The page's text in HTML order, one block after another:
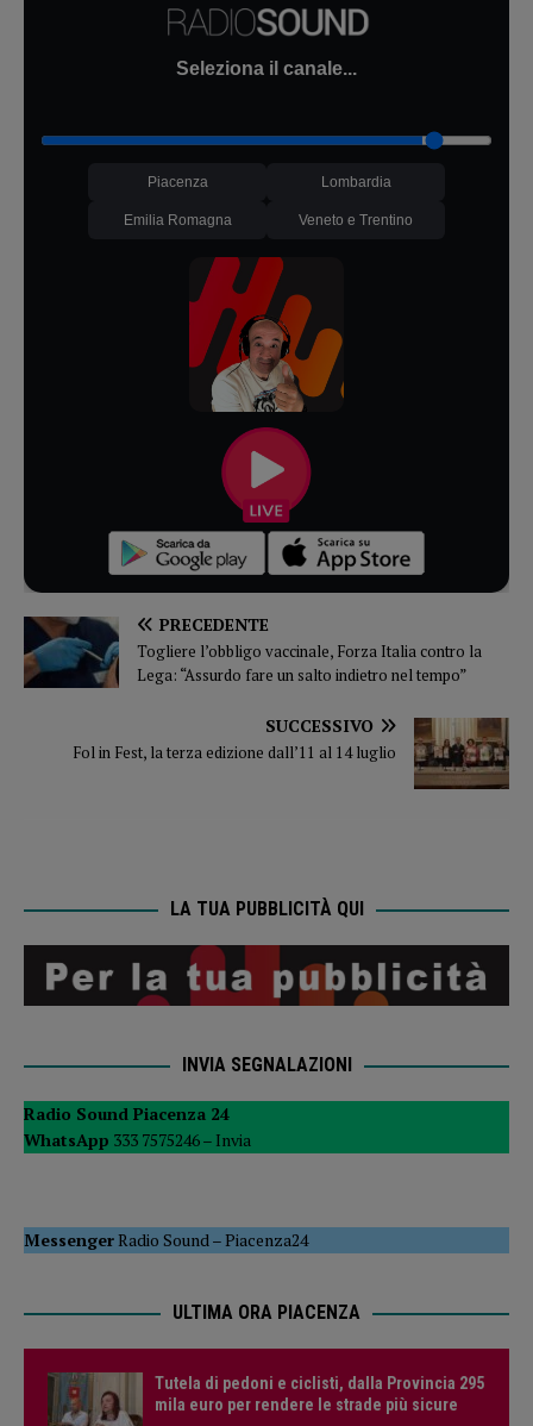
Seleziona il canale...
Piacenza Lombardia
Emilia Romagna Veneto e Trentino
PRECEDENTE
Togliere l’obbligo vaccinale, Forza Italia contro la
Lega: “Assurdo fare un salto indietro nel tempo”
SUCCESSIVO
Fol in Fest, la terza edizione dall’11 al 14 luglio
LA TUA PUBBLICITÀ QUI
INVIA SEGNALAZIONI
Radio Sound Piacenza 24
WhatsApp 333 7575246 – Invia
MessengerRadio Sound –Piacenza24
ULTIMA ORA PIACENZA
Tutela di pedoni e ciclisti, dalla Provincia 295
mila euro per rendere le strade più sicure